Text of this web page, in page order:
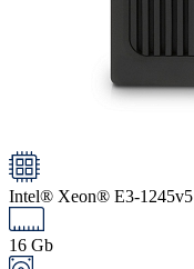
Intel® Xeon® E3-1245v5
16 Gb